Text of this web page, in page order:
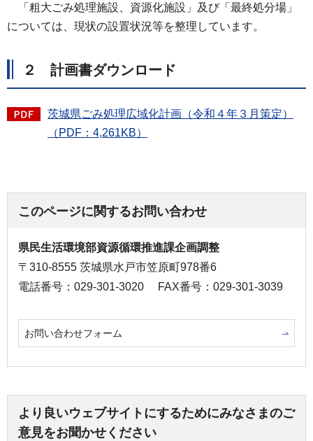
「粗大ごみ処理施設、資源化施設」及び「最終処分場」
については、現状の設置状況等を整理しています。
２ 計画書ダウンロード
茨城県ごみ処理広域化計画（令和４年３月策定）
（PDF：4,261KB）
このページに関するお問い合わせ
県民生活環境部資源循環推進課企画調整
〒310-8555 茨城県水戸市笠原町978番6
電話番号：029-301-3020
FAX番号：029-301-3039
お問い合わせフォーム
より良いウェブサイトにするためにみなさまのご
意見をお聞かせください